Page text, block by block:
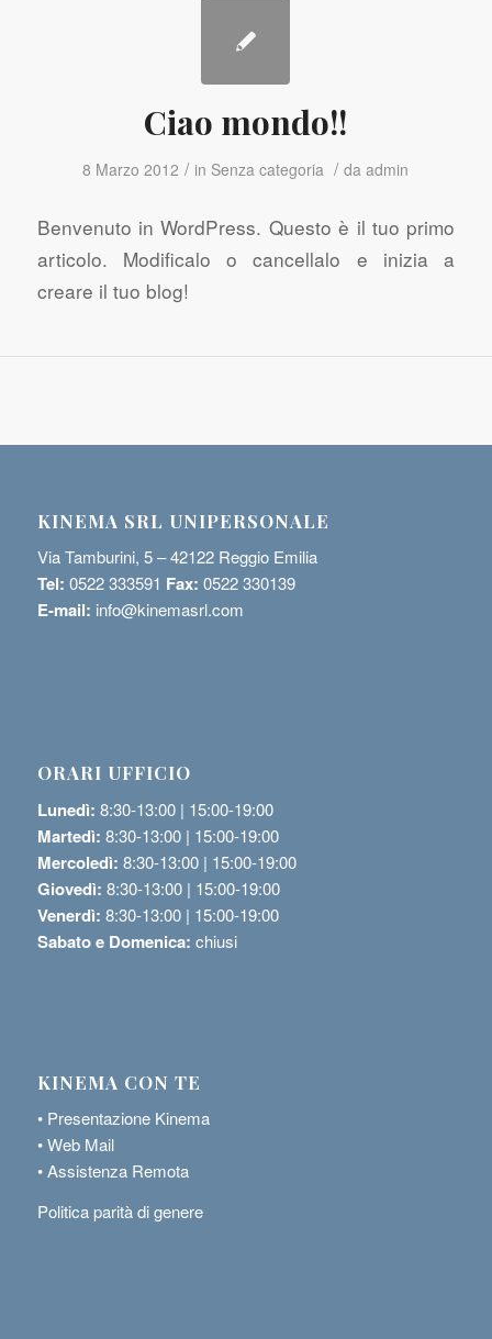
Ciao mondo!!
8 Marzo 2012 / in Senza categoria / daadmin
Benvenuto in WordPress. Questo è il tuo primo
articolo. Modificalo o cancellalo e inizia a
creare il tuo blog!
KINEMA SRL UNIPERSONALE
Via Tamburini, 5 – 42122 Reggio Emilia
Tel: 0522 333591 Fax: 0522 330139
E-mail: info@kinemasrl.com
ORARI UFFICIO
Lunedì: 8:30-13:00 | 15:00-19:00
Martedì: 8:30-13:00 | 15:00-19:00
Mercoledì: 8:30-13:00 | 15:00-19:00
Giovedì: 8:30-13:00 | 15:00-19:00
Venerdì: 8:30-13:00 | 15:00-19:00
Sabato e Domenica: chiusi
KINEMA CON TE
• Presentazione Kinema
•Web Mail
•Assistenza Remota
Politica parità di genere